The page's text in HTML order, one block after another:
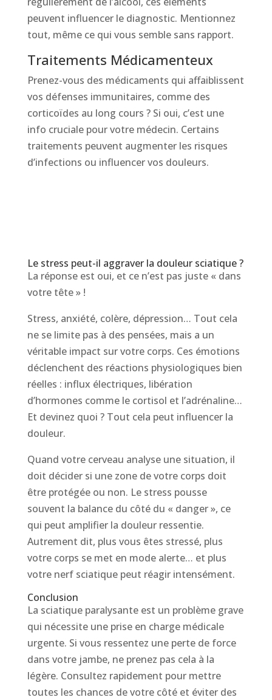
peuvent influencer le diagnostic. Mentionnez
tout, même ce qui vous semble sans rapport.
Traitements Médicamenteux
Prenez-vous des médicaments qui affaiblissent
vos défenses immunitaires, comme des
corticoïdes au long cours ? Si oui, c’est une
info cruciale pour votre médecin. Certains
traitements peuvent augmenter les risques
d’infections ou influencer vos douleurs.
Le stress peut-il aggraver la douleur sciatique ?
La réponse est oui, et ce n’est pas juste « dans
votre tête » !
Stress, anxiété, colère, dépression… Tout cela
ne se limite pas à des pensées, mais a un
véritable impact sur votre corps. Ces émotions
déclenchent des réactions physiologiques bien
réelles : influx électriques, libération
d’hormones comme le cortisol et l’adrénaline…
Et devinez quoi ? Tout cela peut influencer la
douleur.
Quand votre cerveau analyse une situation, il
doit décider si une zone de votre corps doit
être protégée ou non. Le stress pousse
souvent la balance du côté du « danger », ce
qui peut amplifier la douleur ressentie.
Autrement dit, plus vous êtes stressé, plus
votre corps se met en mode alerte… et plus
votre nerf sciatique peut réagir intensément.
Conclusion
La sciatique paralysante est un problème grave
qui nécessite une prise en charge médicale
urgente. Si vous ressentez une perte de force
dans votre jambe, ne prenez pas cela à la
légère. Consultez rapidement pour mettre
toutes les chances de votre côté et éviter des